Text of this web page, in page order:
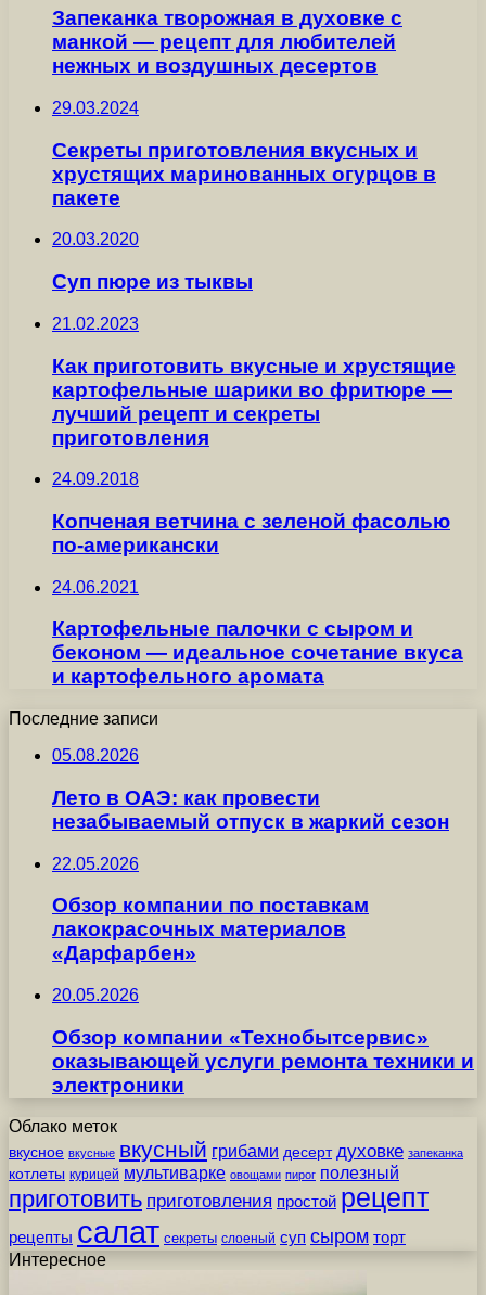
Запеканка творожная в духовке с
манкой — рецепт для любителей
нежных и воздушных десертов
29.03.2024
Секреты приготовления вкусных и
хрустящих маринованных огурцов в
пакете
20.03.2020
Суп пюре из тыквы
21.02.2023
Как приготовить вкусные и хрустящие
картофельные шарики во фритюре —
лучший рецепт и секреты
приготовления
24.09.2018
Копченая ветчина с зеленой фасолью
по-американски
24.06.2021
Картофельные палочки с сыром и
беконом — идеальное сочетание вкуса
и картофельного аромата
Последние записи
05.08.2026
Лето в ОАЭ: как провести
незабываемый отпуск в жаркий сезон
22.05.2026
Обзор компании по поставкам
лакокрасочных материалов
«Дарфарбен»
20.05.2026
Обзор компании «Технобытсервис»
оказывающей услуги ремонта техники и
электроники
Облако меток
вкусное вкусные вкусный грибами десерт духовке запеканка
котлеты курицей мультиварке овощами пирог полезный
приготовить приготовления простой рецепт
рецепты салат секреты слоеный суп сыром торт
Интересное